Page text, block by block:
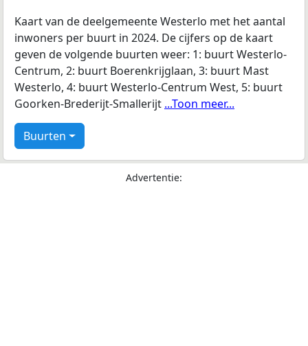
Kaart van de deelgemeente Westerlo met het aantal
inwoners per buurt in 2024. De cijfers op de kaart
geven de volgende buurten weer: 1: buurt Westerlo-
Centrum, 2: buurt Boerenkrijglaan, 3: buurt Mast
Westerlo, 4: buurt Westerlo-Centrum West, 5: buurt
Goorken-Brederijt-Smallerijt ...Toon meer...
Buurten
Advertentie: